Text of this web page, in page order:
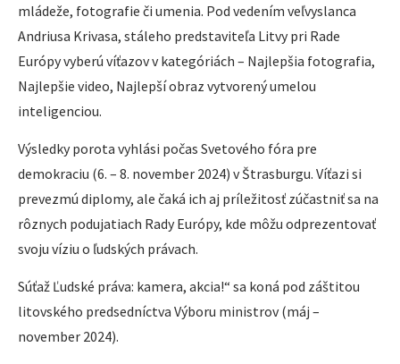
mládeže, fotografie či umenia. Pod vedením veľvyslanca
Andriusa Krivasa, stáleho predstaviteľa Litvy pri Rade
Európy vyberú víťazov v kategóriách – Najlepšia fotografia,
Najlepšie video, Najlepší obraz vytvorený umelou
inteligenciou.
Výsledky porota vyhlási počas Svetového fóra pre
demokraciu (6. – 8. november 2024) v Štrasburgu. Víťazi si
prevezmú diplomy, ale čaká ich aj príležitosť zúčastniť sa na
rôznych podujatiach Rady Európy, kde môžu odprezentovať
svoju víziu o ľudských právach.
Súťaž Ľudské práva: kamera, akcia!“ sa koná pod záštitou
litovského predsedníctva Výboru ministrov (máj –
november 2024).